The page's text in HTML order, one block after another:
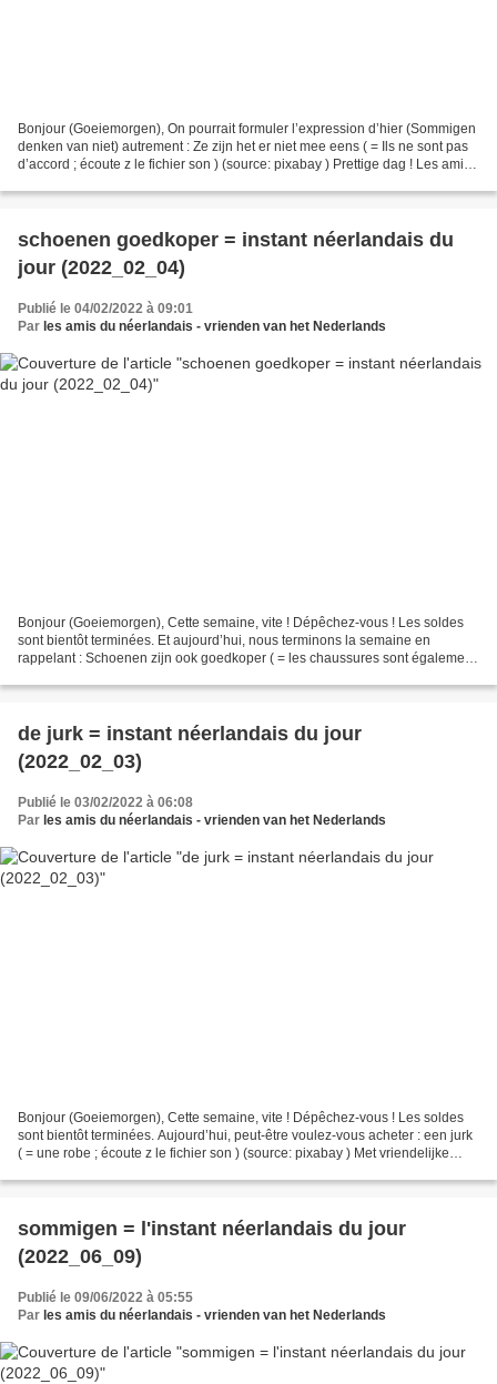
Bonjour (Goeiemorgen), On pourrait formuler l’expression d’hier (Sommigen
denken van niet) autrement : Ze zijn het er niet mee eens ( = Ils ne sont pas
d’accord ; écoute z le fichier son ) (source: pixabay ) Prettige dag ! Les amis
schoenen goedkoper = instant néerlandais du
jour (2022_02_04)
Publié le 04/02/2022 à 09:01
Par les amis du néerlandais - vrienden van het Nederlands
Bonjour (Goeiemorgen), Cette semaine, vite ! Dépêchez-vous ! Les soldes
sont bientôt terminées. Et aujourd’hui, nous terminons la semaine en
rappelant : Schoenen zijn ook goedkoper ( = les chaussures sont également
de jurk = instant néerlandais du jour
(2022_02_03)
Publié le 03/02/2022 à 06:08
Par les amis du néerlandais - vrienden van het Nederlands
Bonjour (Goeiemorgen), Cette semaine, vite ! Dépêchez-vous ! Les soldes
sont bientôt terminées. Aujourd’hui, peut-être voulez-vous acheter : een jurk
( = une robe ; écoute z le fichier son ) (source: pixabay ) Met vriendelijke
sommigen = l'instant néerlandais du jour
(2022_06_09)
Publié le 09/06/2022 à 05:55
Par les amis du néerlandais - vrienden van het Nederlands